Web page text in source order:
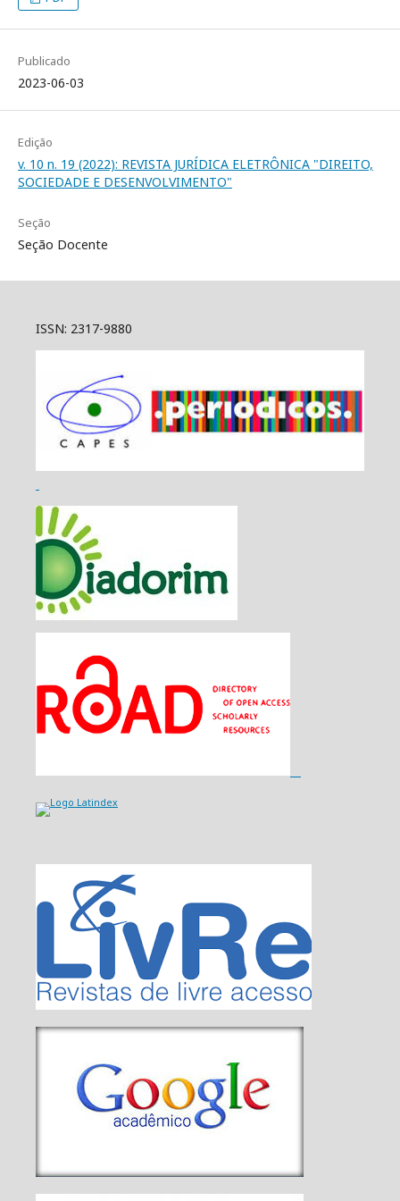
Publicado
2023-06-03
Edição
v. 10 n. 19 (2022): REVISTA JURÍDICA ELETRÔNICA "DIREITO,
SOCIEDADE E DESENVOLVIMENTO"
Seção
Seção Docente
ISSN: 2317-9880